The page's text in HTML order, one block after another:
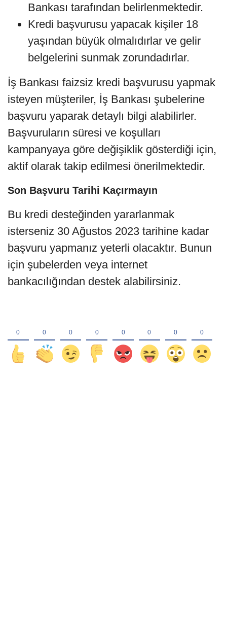
Bankası tarafından belirlenmektedir.
Kredi başvurusu yapacak kişiler 18
yaşından büyük olmalıdırlar ve gelir
belgelerini sunmak zorundadırlar.
İş Bankası faizsiz kredi başvurusu yapmak
isteyen müşteriler, İş Bankası şubelerine
başvuru yaparak detaylı bilgi alabilirler.
Başvuruların süresi ve koşulları
kampanyaya göre değişiklik gösterdiği için,
aktif olarak takip edilmesi önerilmektedir.
Son Başvuru Tarihi Kaçırmayın
Bu kredi desteğinden yararlanmak
isterseniz 30 Ağustos 2023 tarihine kadar
başvuru yapmanız yeterli olacaktır. Bunun
için şubelerden veya internet
bankacılığından destek alabilirsiniz.